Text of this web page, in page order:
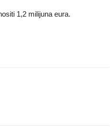
1,2 milijuna eura.